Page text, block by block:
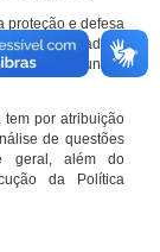
proteção e defesa
de cidadãos
e com função
tem por atribuição
de questões
geral, além do
da Política